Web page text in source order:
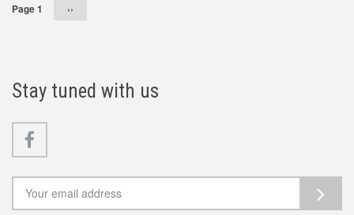
Page 1 Následující
››
Stay tuned with us